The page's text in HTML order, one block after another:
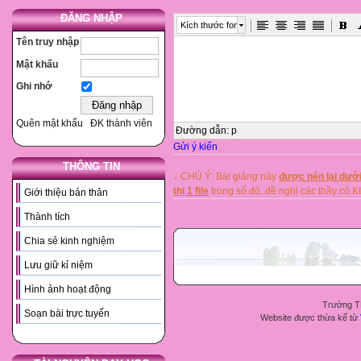
ĐĂNG NHẬP
Tên truy nhập
Mật khẩu
Ghi nhớ
Quên mật khẩu ĐK thành viên
THÔNG TIN
Giới thiệu bản thân
Thành tích
Chia sẻ kinh nghiệm
Lưu giữ kỉ niệm
Hình ảnh hoạt động
Soạn bài trực tuyến
Kích thước font
Đường dẫn: p
Gửi ý kiến
↓ CHÚ Ý: Bài giảng này được nén lại
thị 1 file trong số đó, đề nghị các thầy cô
Trường
Website được thừa kế từ